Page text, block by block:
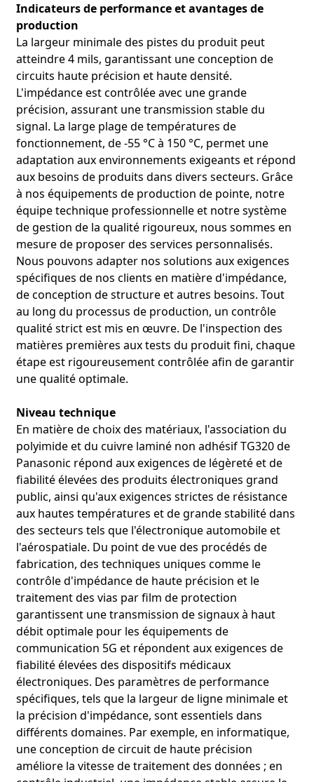
Indicateurs de performance et avantages de
production
La largeur minimale des pistes du produit peut
atteindre 4 mils, garantissant une conception de
circuits haute précision et haute densité.
L'impédance est contrôlée avec une grande
précision, assurant une transmission stable du
signal. La large plage de températures de
fonctionnement, de -55 °C à 150 °C, permet une
adaptation aux environnements exigeants et répond
aux besoins de produits dans divers secteurs. Grâce
à nos équipements de production de pointe, notre
équipe technique professionnelle et notre système
de gestion de la qualité rigoureux, nous sommes en
mesure de proposer des services personnalisés.
Nous pouvons adapter nos solutions aux exigences
spécifiques de nos clients en matière d'impédance,
de conception de structure et autres besoins. Tout
au long du processus de production, un contrôle
qualité strict est mis en œuvre. De l'inspection des
matières premières aux tests du produit fini, chaque
étape est rigoureusement contrôlée afin de garantir
une qualité optimale.
Niveau technique
En matière de choix des matériaux, l'association du
polyimide et du cuivre laminé non adhésif TG320 de
Panasonic répond aux exigences de légèreté et de
fiabilité élevées des produits électroniques grand
public, ainsi qu'aux exigences strictes de résistance
aux hautes températures et de grande stabilité dans
des secteurs tels que l'électronique automobile et
l'aérospatiale. Du point de vue des procédés de
fabrication, des techniques uniques comme le
contrôle d'impédance de haute précision et le
traitement des vias par film de protection
garantissent une transmission de signaux à haut
débit optimale pour les équipements de
communication 5G et répondent aux exigences de
fiabilité élevées des dispositifs médicaux
électroniques. Des paramètres de performance
spécifiques, tels que la largeur de ligne minimale et
la précision d'impédance, sont essentiels dans
différents domaines. Par exemple, en informatique,
une conception de circuit de haute précision
améliore la vitesse de traitement des données ; en